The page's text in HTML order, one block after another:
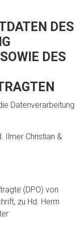
DES
DES
Datenverarbeitung
Ilmer Christian &
(DPO) von
zu Hd. Herrn